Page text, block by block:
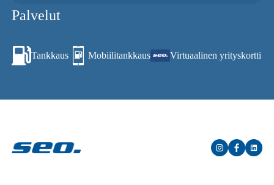
Palvelut
Tankkaus Mobiilitankkaus Virtuaalinen yrityskortti